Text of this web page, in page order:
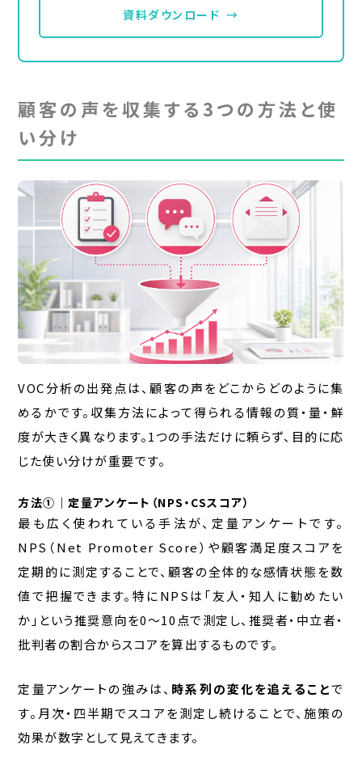
資料ダウンロード →
顧客の声を収集する3つの方法と使
い分け
VOC分析の出発点は、顧客の声をどこからどのように集
めるかです。収集方法によって得られる情報の質・量・鮮
度が大きく異なります。1つの手法だけに頼らず、目的に応
じた使い分けが重要です。
方法①｜定量アンケート（NPS・CSスコア）
最も広く使われている手法が、定量アンケートです。
NPS（Net Promoter Score）や顧客満足度スコアを
定期的に測定することで、顧客の全体的な感情状態を数
値で把握できます。特にNPSは「友人・知人に勧めたい
か」という推奨意向を0〜10点で測定し、推奨者・中立者・
批判者の割合からスコアを算出するものです。
定量アンケートの強みは、 時系列の変化を追えることで
す。月次・四半期でスコアを測定し続けることで、施策の
効果が数字として見えてきます。